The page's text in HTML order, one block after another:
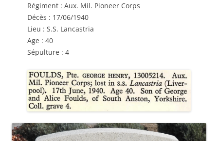
Régiment : Aux. Mil. Pioneer Corps
Décès : 17/06/1940
Lieu : S.S. Lancastria
Age : 40
Sépulture : 4